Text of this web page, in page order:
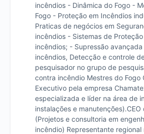
incêndios - Dinâmica do Fogo -
Fogo - Proteção em Incêndios
Praticas de negócios em
incêndios - Sistemas de
incêndios; - Supressão
incêndios, Detecção e controle
pesquisador no grupo de
contra incêndio Mestres do Fogo
Executivo pela empresa
especializada e líder na área de
instalações e manutenções). ​ CEO
(Projetos e consultoria em
incêndio) Representante regional